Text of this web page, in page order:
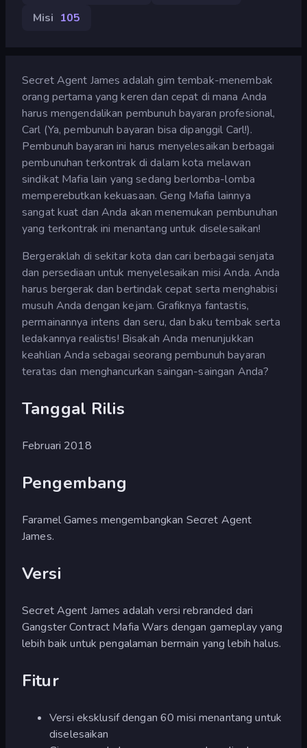
Misi 105
Secret Agent James adalah gim tembak-menembak
orang pertama yang keren dan cepat di mana Anda
harus mengendalikan pembunuh bayaran profesional,
Carl (Ya, pembunuh bayaran bisa dipanggil Carl!).
Pembunuh bayaran ini harus menyelesaikan berbagai
pembunuhan terkontrak di dalam kota melawan
sindikat Mafia lain yang sedang berlomba-lomba
memperebutkan kekuasaan. Geng Mafia lainnya
sangat kuat dan Anda akan menemukan pembunuhan
yang terkontrak ini menantang untuk diselesaikan!
Bergeraklah di sekitar kota dan cari berbagai senjata
dan persediaan untuk menyelesaikan misi Anda. Anda
harus bergerak dan bertindak cepat serta menghabisi
musuh Anda dengan kejam. Grafiknya fantastis,
permainannya intens dan seru, dan baku tembak serta
ledakannya realistis! Bisakah Anda menunjukkan
keahlian Anda sebagai seorang pembunuh bayaran
teratas dan menghancurkan saingan-saingan Anda?
Tanggal Rilis
Februari 2018
Pengembang
Faramel Games mengembangkan Secret Agent
James.
Versi
Secret Agent James adalah versi rebranded dari
Gangster Contract Mafia Wars dengan gameplay yang
lebih baik untuk pengalaman bermain yang lebih halus.
Fitur
Versi eksklusif dengan 60 misi menantang untuk
diselesaikan